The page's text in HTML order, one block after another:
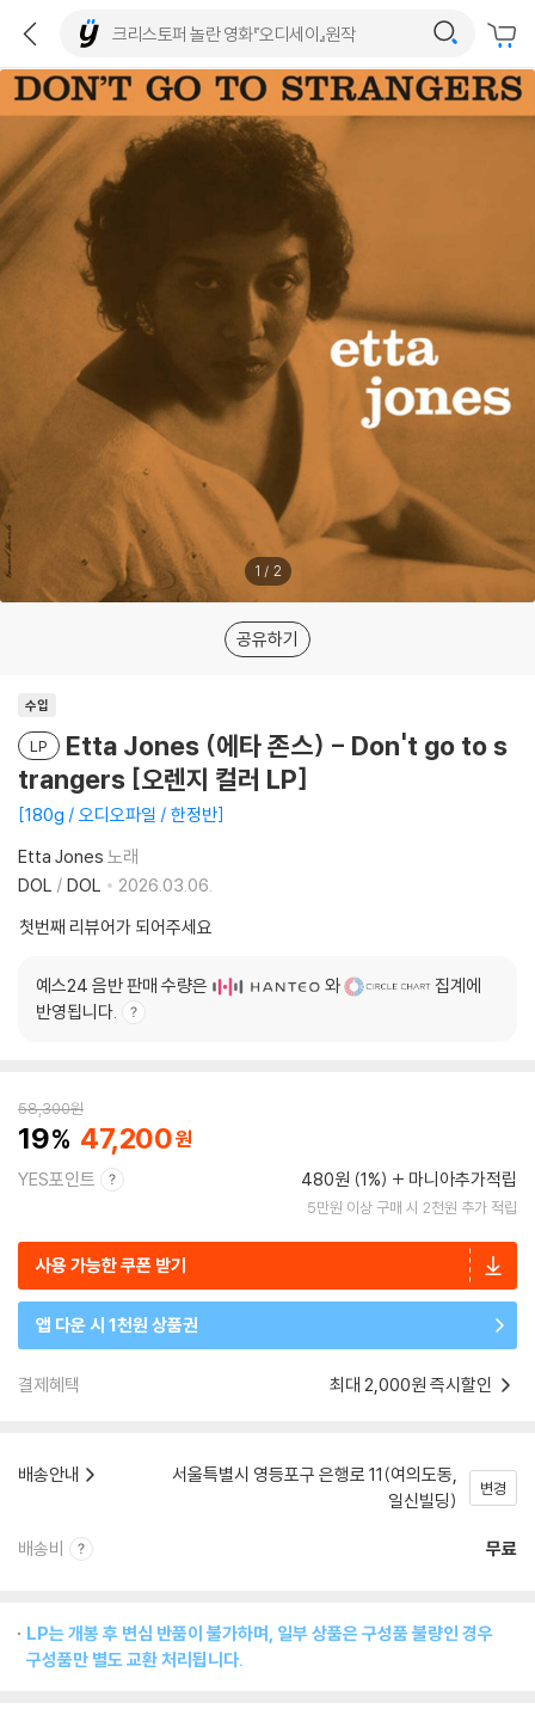
1 / 2
공유하기
수입
LP
Etta Jones (에타 존스) - Don't go to s
trangers [오렌지 컬러 LP]
180g / 오디오파일 / 한정반
Etta Jones 노래
DOL / DOL
2026.03.06.
첫번째 리뷰어가 되어주세요
예스24 음반 판매 수량은 와
집계에
반영됩니다.
58,300원
19 47,200
YES포인트 480원 (1%) 마니아추가적립
5만원 이상 구매 시 2천원 추가 적립
사용 가능한 쿠폰 받기
앱 다운 시 1천원 상품권
결제혜택 최대 2,000원 즉시할인
배송안내
서울특별시 영등포구 은행로 11(여의도동,
일신빌딩)
변경
배송비 무료
LP는 개봉 후 변심 반품이 불가하며, 일부 상품은 구성품 불량인 경우
구성품만 별도 교환 처리됩니다.